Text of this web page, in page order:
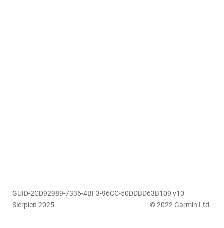
GUID-2CD92989-7336-4BF3-96CC-50DDBD63B109 v10
Sierpień 2025
© 2022 Garmin Ltd.